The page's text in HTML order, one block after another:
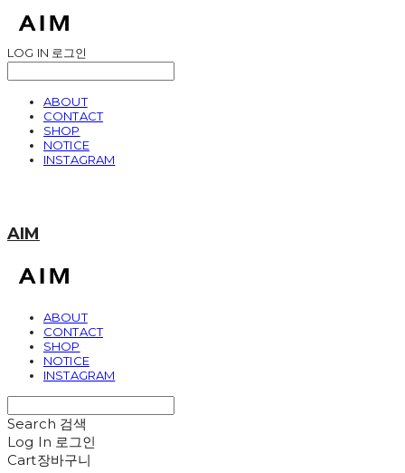
LOG IN 로그인
ABOUT
CONTACT
SHOP
NOTICE
INSTAGRAM
AIM
ABOUT
CONTACT
SHOP
NOTICE
INSTAGRAM
Search 검색
Log In 로그인
Cart장바구니